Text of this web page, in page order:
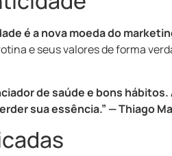
é a nova moeda do
e seus valores de forma
de saúde e bons
sua essência.” — Thiago